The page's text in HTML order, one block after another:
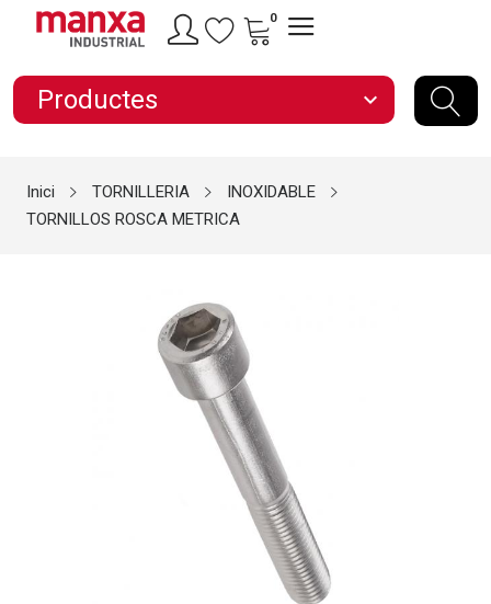
0
Productes expand_more
Inici TORNILLERIA
INOXIDABLE
TORNILLOS ROSCA METRICA